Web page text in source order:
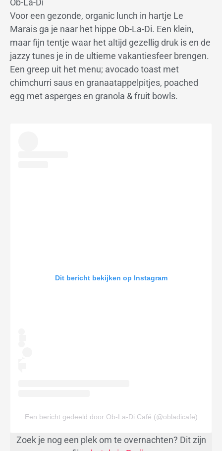
Voor een gezonde, organic lunch in hartje Le
Marais ga je naar het hippe Ob-La-Di. Een klein,
maar fijn tentje waar het altijd gezellig druk is en de
jazzy tunes je in de ultieme vakantiesfeer brengen.
Een greep uit het menu; avocado toast met
chimchurri saus en granaatappelpitjes, poached
egg met asperges en granola & fruit bowls.
Dit bericht bekijken op Instagram
Een bericht gedeeld door Ob-La-Di Café (@obladicafe)
Zoek je nog een plek om te overnachten? Dit zijn